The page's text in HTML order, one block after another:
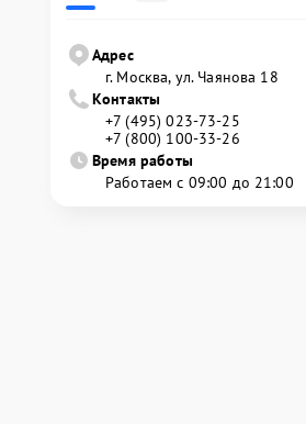
Адрес
г. Москва, ул. Чаянова 18
Контакты
+7 (495) 023-73-25
+7 (800) 100-33-26
Время работы
Работаем с 09:00 до 21:00